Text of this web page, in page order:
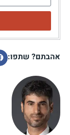
אהבתם? שתפו: